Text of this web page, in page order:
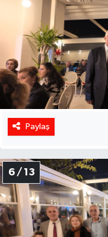
Paylaş
6 / 13